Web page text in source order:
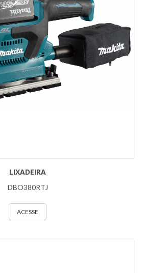
LIXADEIRA
DBO380RTJ
ACESSE